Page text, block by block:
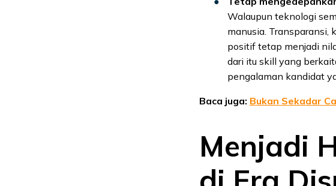
Walaupun teknologi
manusia. Transparansi,
positif tetap menjadi
dari itu skill yang
pengalaman kandidat
Baca juga: Bukan Sekadar
Menjadi